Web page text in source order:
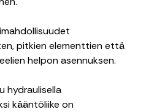
pitkien elementtien että
helpon asennuksen.
hydraulisella
kääntöliike on